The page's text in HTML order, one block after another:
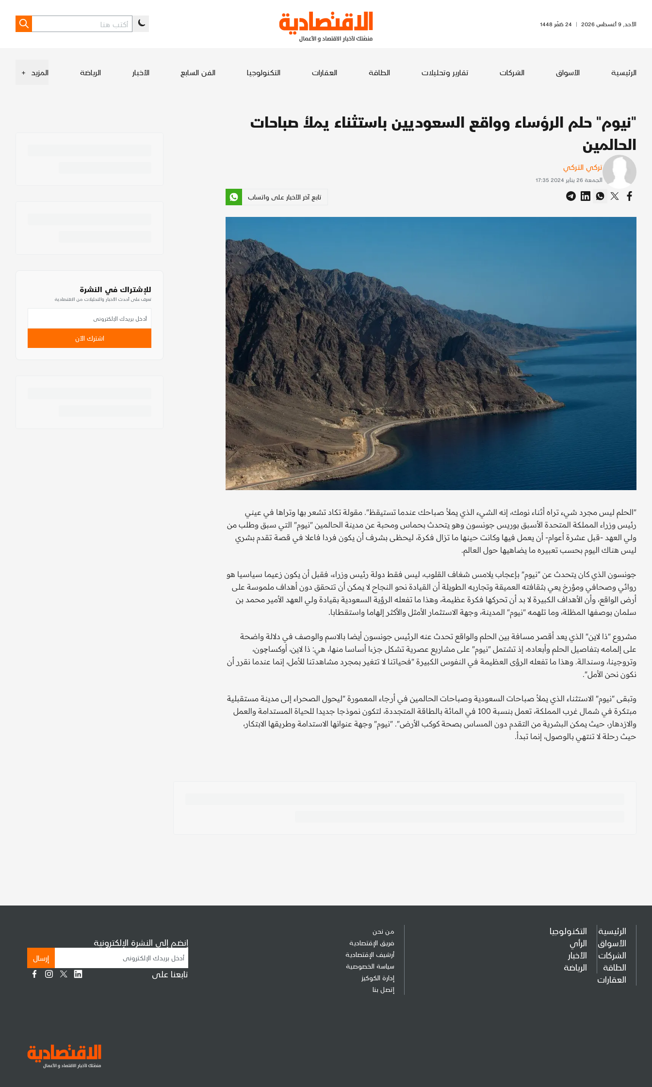
الأحد, 9 أغسطس 2026 | 24 صَفَر 1448
الرئيسية الأسواق الشركات تقارير وتحليلات الطاقة العقارات التكنولوجيا الفن السابع الأخبار الرياضة المزيد +
"نيوم" حلم الرؤساء وواقع السعوديين باستثناء يملأ صباحات
الحالمين
تركي التركي
الجمعة 26 يناير 2024 17:35
تابع آخر الأخبار على واتساب
"الحلم ليس مجرد شيء تراه أثناء نومك، إنه الشيء الذي يملأ صباحك عندما تستيقظ". مقولة تكاد تشعر بها وتراها في عيني
رئيس وزراء المملكة المتحدة الأسبق بوريس جونسون وهو يتحدث بحماس ومحبة عن مدينة الحالمين "نيوم" التي سبق وطلب من
ولي العهد -قبل عشرة أعوام- أن يعمل فيها وكانت حينها ما تزال فكرة، ليحظى بشرف أن يكون فردا فاعلا في قصة تقدم بشري
ليس هناك اليوم بحسب تعبيره ما يضاهيها حول العالم.
جونسون الذي كان يتحدث عن "نيوم" بإعجاب يلامس شغاف القلوب، ليس فقط دولة رئيس وزراء، فقبل أن يكون زعيما سياسيا هو
روائي وصحافي ومؤرخ يعي بثقافته العميقة وتجاربه الطويلة أن القيادة نحو النجاح لا يمكن أن تتحقق دون أهداف ملموسة على
أرض الواقع، وأن الأهداف الكبيرة لا بد أن تحركها فكرة عظيمة، وهذا ما تفعله الرؤية السعودية بقيادة ولي العهد الأمير محمد بن
سلمان بوصفها المظلة، وما تلهمه "نيوم" المدينة، وجهة الاستثمار الأمثل والأكثر إلهاما واستقطابا.
مشروع "ذا لاين" الذي يعد أقصر مسافة بين الحلم والواقع تحدث عنه الرئيس جونسون أيضا بالاسم والوصف في دلالة واضحة
على إلمامه بتفاصيل الحلم وأبعاده، إذ تشتمل "نيوم" على مشاريع عصرية تشكل جزءا أساسا منها، هي: ذا لاين، أوكساچون،
وتروجينا، وسندالة. وهذا ما تفعله الرؤى العظيمة في النفوس الكبيرة "فحياتنا لا تتغير بمجرد مشاهدتنا للأمل، إنما عندما نقرر أن
نكون نحن الأمل".
وتبقى "نيوم" الاستثناء الذي يملأ صباحات السعودية وصباحات الحالمين في أرجاء المعمورة "ليحول الصحراء إلى مدينة مستقبلية
مبتكرة في شمال غرب المملكة، تعمل بنسبة 100 في المائة بالطاقة المتجددة، لتكون نموذجا جديدا للحياة المستدامة والعمل
والازدهار، حيث يمكن البشرية من التقدم دون المساس بصحة كوكب الأرض". "نيوم" وجهة عنوانها الاستدامة وطريقها الابتكار،
حيث رحلة لا تنتهي بالوصول، إنما تبدأ.
للإشتراك في النشرة
تعرف على أحدث الأخبار والتحليلات من الاقتصادية
اشترك الآن
الرئيسية
الأسواق
الشركات
الطاقة
العقارات
التكنولوجيا
الرأي
الأخبار
الرياضة
من نحن
فريق الإقتصادية
أرشيف الإقتصادية
سياسة الخصوصية
إدارة الكوكيز
إتصل بنا
إنضم إلى النشرة الإلكترونية
إرسال
تابعنا على